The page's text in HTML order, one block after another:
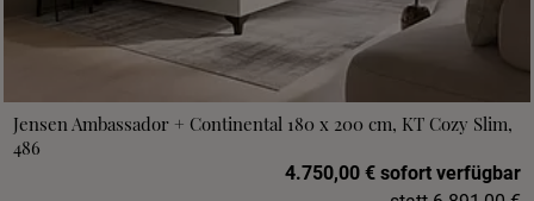
Jensen Ambassador + Continental 180 x 200 cm, KT Cozy Slim,
486
4.750,00 € sofort verfügbar